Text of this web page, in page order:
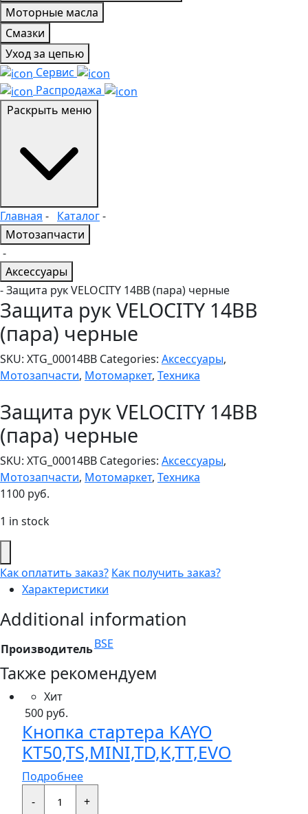
Моторные масла
Смазки
Уход за цепью
Сервис
Распродажа
Главная - Каталог-
Мотозапчасти
-
Аксессуары
- Защита рук VELOCITY 14BB (пара) черные
Защита рук VELOCITY 14BB
(пара) черные
SKU: XTG_00014BB Categories: Аксессуары,
Мотозапчасти, Мотомаркет, Техника
Защита рук VELOCITY 14BB
(пара) черные
SKU: XTG_00014BB Categories: Аксессуары,
Мотозапчасти, Мотомаркет, Техника
1100 руб.
1 in stock
Как оплатить заказ? Как получить заказ?
Характеристики
Additional information
ПроизводительBSE
Также рекомендуем
Хит
500 руб.
Кнопка стартера KAYO
KT50,TS,MINI,TD,K,TT,EVO
Подробнее
-
Кнопка
стартера
+